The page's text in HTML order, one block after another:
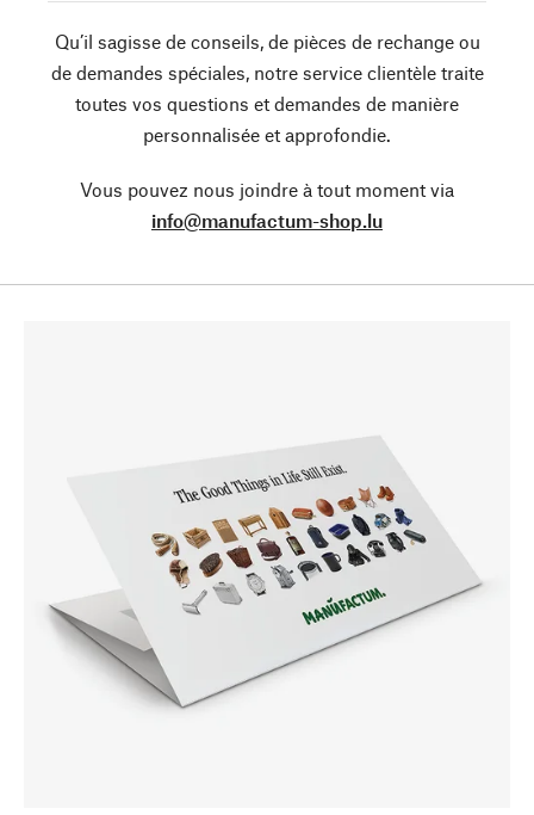
Qu’il sagisse de conseils, de pièces de rechange ou
de demandes spéciales, notre service clientèle traite
toutes vos questions et demandes de manière
personnalisée et approfondie.
Vous pouvez nous joindre à tout moment via
info@manufactum-shop.lu